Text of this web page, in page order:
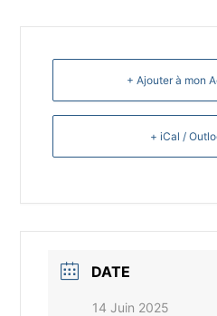
+ Ajouter à mon
+ iCal /
DATE
14 Juin 2025